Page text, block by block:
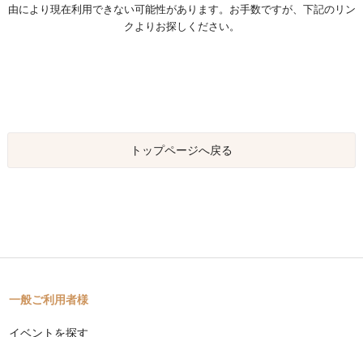
由により現在利用できない可能性があります。お手数ですが、下記のリン
クよりお探しください。
トップページへ戻る
一般ご利用者様
イベントを探す